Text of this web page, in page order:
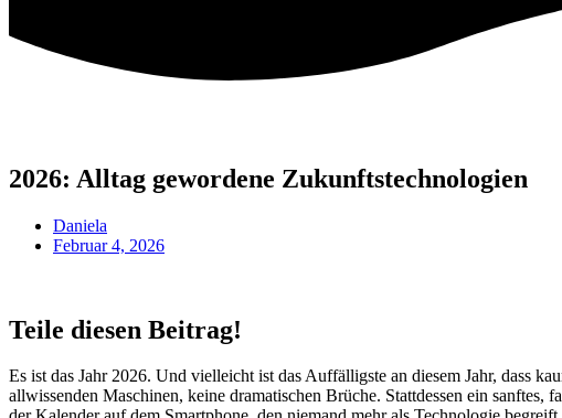
2026: Alltag gewordene Zukunftstechnologien
Daniela
Februar 4, 2026
Teile diesen Beitrag!
Es ist das Jahr 2026. Und vielleicht ist das Auffälligste an diesem Jahr, dass
allwissenden Maschinen, keine dramatischen Brüche. Stattdessen ein